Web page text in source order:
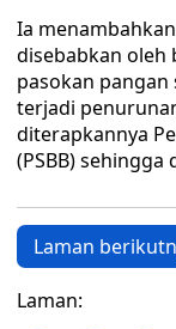
Ia
disebabkan oleh
pasokan pangan
terjadi
diterapkannya
(PSBB) sehingga
Laman
Laman: